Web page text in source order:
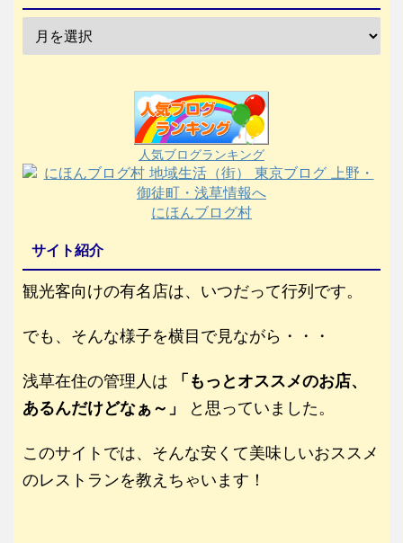
人気ブログランキング
にほんブログ村
サイト紹介
観光客向けの有名店は、いつだって行列です。
でも、そんな様子を横目で見ながら・・・
浅草在住の管理人は
「もっとオススメのお店、
あるんだけどなぁ～」
と思っていました。
このサイトでは、そんな安くて美味しいおススメ
のレストランを教えちゃいます！